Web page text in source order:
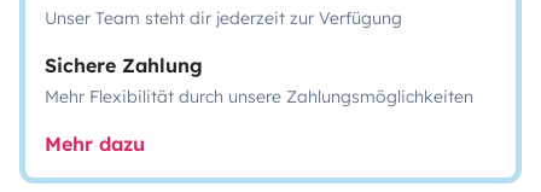
Unser Team steht dir jederzeit zur Verfügung
Sichere Zahlung
Mehr Flexibilität durch unsere Zahlungsmöglichkeiten
Mehr dazu